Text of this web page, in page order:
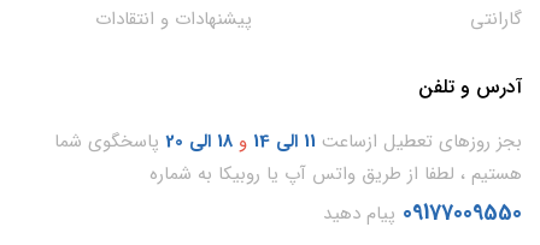
گارانتی
پیشنهادات و انتقادات
آدرس و تلفن
بجز روزهای تعطیل ازساعت 11 الی 14 و 18 الی 20
پاسخگوی شما
هستیم ، لطفا از طریق واتس آپ یا روبیکا به شماره
09177009550 پیام دهید